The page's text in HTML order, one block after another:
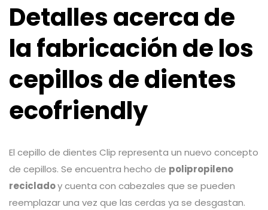
Detalles acerca de
la fabricación de los
cepillos de dientes
ecofriendly
El cepillo de dientes Clip representa un nuevo concepto
de cepillos. Se encuentra hecho de polipropileno
recicladoy cuenta con cabezales que se pueden
reemplazar una vez que las cerdas ya se desgastan.